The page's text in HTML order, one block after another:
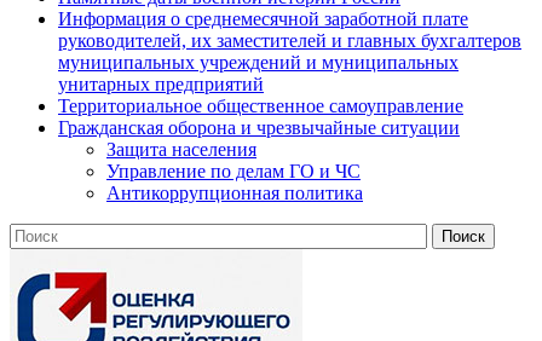
Информация о среднемесячной заработной плате
руководителей, их заместителей и главных бухгалтеров
муниципальных учреждений и муниципальных
унитарных предприятий
Территориальное общественное самоуправление
Гражданская оборона и чрезвычайные ситуации
Защита населения
Управление по делам ГО и ЧС
Антикоррупционная политика